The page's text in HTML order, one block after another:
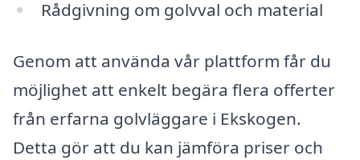
Rådgivning om golvval och material
Genom att använda vår plattform får du
möjlighet att enkelt begära flera offerter
från erfarna golvläggare i Ekskogen.
Detta gör att du kan jämföra priser och